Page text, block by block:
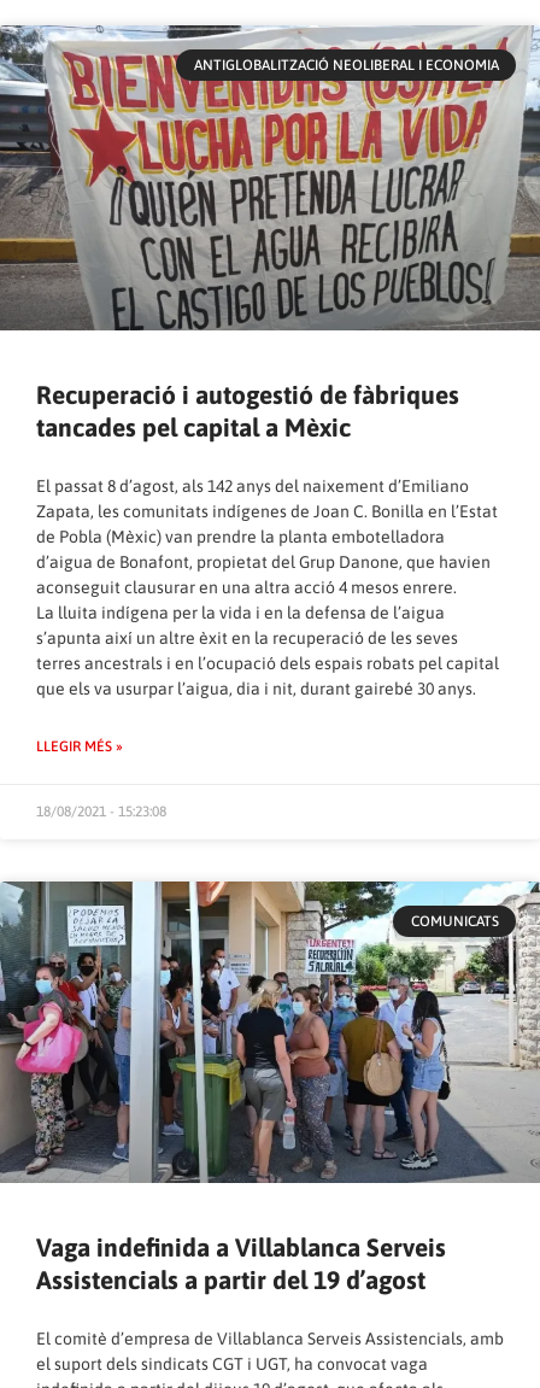
ANTIGLOBALITZACIÓ NEOLIBERAL I ECONOMIA
Recuperació i autogestió de fàbriques
tancades pel capital a Mèxic
El passat 8 d’agost, als 142 anys del naixement d’Emiliano
Zapata, les comunitats indígenes de Joan C. Bonilla en l’Estat
de Pobla (Mèxic) van prendre la planta embotelladora
d’aigua de Bonafont, propietat del Grup Danone, que havien
aconseguit clausurar en una altra acció 4 mesos enrere.
La lluita indígena per la vida i en la defensa de l’aigua
s’apunta així un altre èxit en la recuperació de les seves
terres ancestrals i en l’ocupació dels espais robats pel capital
que els va usurpar l’aigua, dia i nit, durant gairebé 30 anys.
LLEGIR MÉS »
18/08/2021 - 15:23:08
COMUNICATS
Vaga indefinida a Villablanca Serveis
Assistencials a partir del 19 d’agost
El comitè d’empresa de Villablanca Serveis Assistencials, amb
el suport dels sindicats CGT i UGT, ha convocat vaga